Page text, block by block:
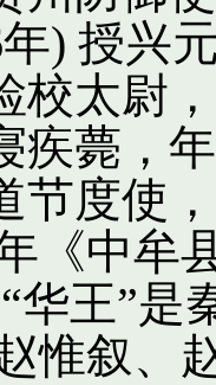
) 授兴
校太尉
疾薨，
节度使
《中牟
华王”是
惟叙、